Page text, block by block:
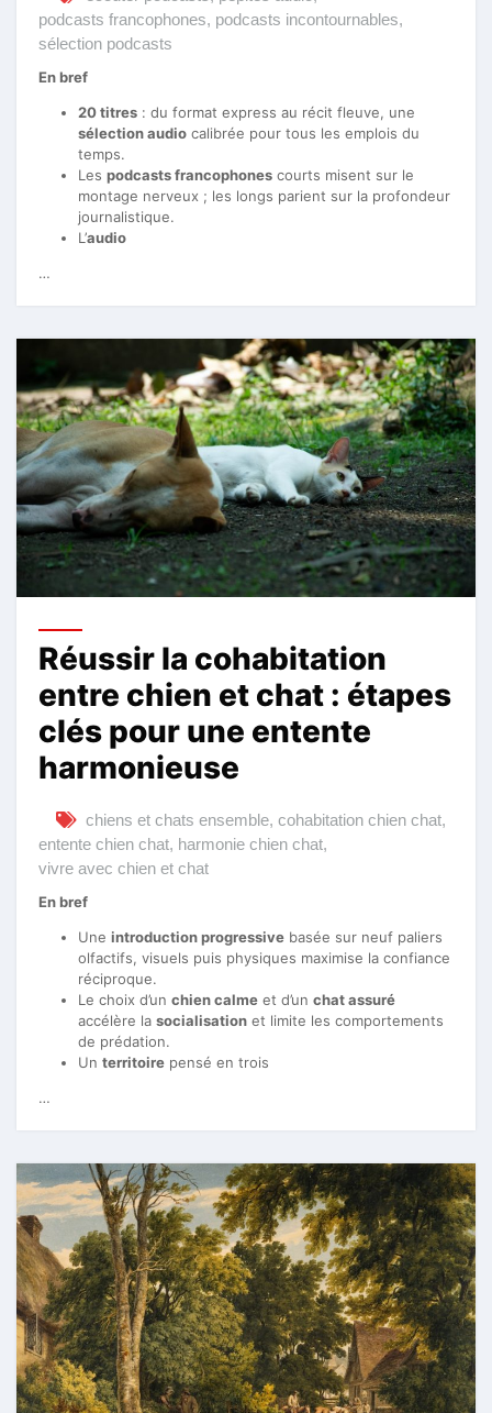
podcasts francophones, podcasts incontournables,
sélection podcasts
En bref
20 titres : du format express au récit fleuve, une
sélection audio calibrée pour tous les emplois du
temps.
Les podcasts francophones courts misent sur le
montage nerveux ; les longs parient sur la profondeur
journalistique.
L’audio
…
Réussir la cohabitation
entre chien et chat : étapes
clés pour une entente
harmonieuse
chiens et chats ensemble, cohabitation chien chat,
entente chien chat, harmonie chien chat,
vivre avec chien et chat
En bref
Une introduction progressive basée sur neuf paliers
olfactifs, visuels puis physiques maximise la confiance
réciproque.
Le choix d’un chien calme et d’un chat assuré
accélère la socialisation et limite les comportements
de prédation.
Un territoire pensé en trois
…